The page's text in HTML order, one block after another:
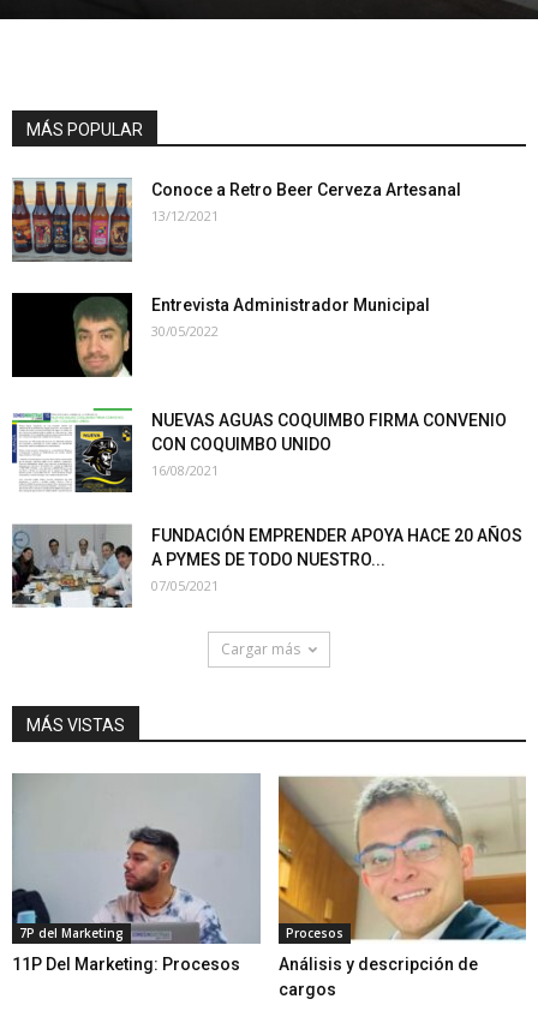
MÁS POPULAR
Conoce a Retro Beer Cerveza Artesanal
13/12/2021
Entrevista Administrador Municipal
30/05/2022
NUEVAS AGUAS COQUIMBO FIRMA CONVENIO
CON COQUIMBO UNIDO
16/08/2021
FUNDACIÓN EMPRENDER APOYA HACE 20 AÑOS
A PYMES DE TODO NUESTRO...
07/05/2021
Cargar más
MÁS VISTAS
7P del Marketing
11P Del Marketing: Procesos
Procesos
Análisis y descripción de
cargos